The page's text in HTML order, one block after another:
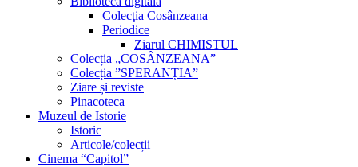
Colecţia Cosânzeana
Periodice
Ziarul CHIMISTUL
Colecția „COSÂNZEANA”
Colecția ”SPERANȚIA”
Ziare și reviste
Pinacoteca
Muzeul de Istorie
Istoric
Articole/colecții
Cinema “Capitol”